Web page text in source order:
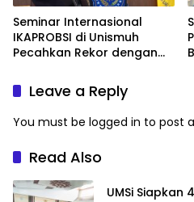
Seminar Internasional
IKAPROBSI di Unismuh
Pecahkan Rekor dengan
Leave a Reply
You must be logged in to post
Read Also
UMSi Siapkan